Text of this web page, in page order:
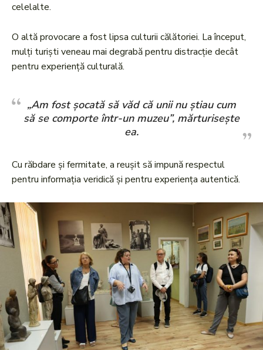
celelalte.
O altă provocare a fost lipsa culturii călătoriei. La început,
mulți turiști veneau mai degrabă pentru distracție decât
pentru experiență culturală.
„Am fost șocată să văd că unii nu știau cum
să se comporte într-un muzeu”, mărturisește
ea.
Cu răbdare și fermitate, a reușit să impună respectul
pentru informația veridică și pentru experiența autentică.